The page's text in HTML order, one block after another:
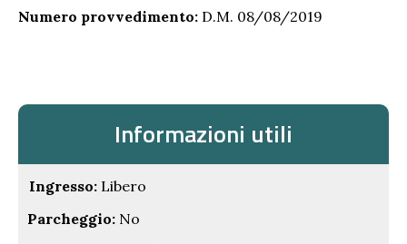
Numero provvedimento: D.M. 08/08/2019
Informazioni utili
Ingresso: Libero
Parcheggio: No